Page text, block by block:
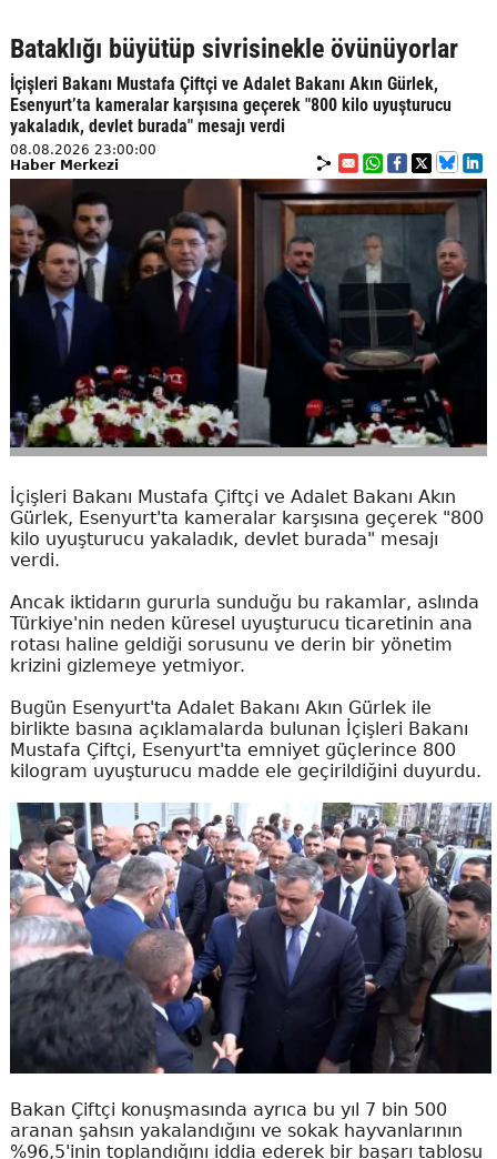
Bataklığı büyütüp sivrisinekle övünüyorlar
İçişleri Bakanı Mustafa Çiftçi ve Adalet Bakanı Akın Gürlek,
Esenyurt’ta kameralar karşısına geçerek "800 kilo uyuşturucu
yakaladık, devlet burada" mesajı verdi
08.08.2026 23:00:00
Haber Merkezi
İçişleri Bakanı Mustafa Çiftçi ve Adalet Bakanı Akın
Gürlek, Esenyurt'ta kameralar karşısına geçerek "800
kilo uyuşturucu yakaladık, devlet burada" mesajı
verdi.
Ancak iktidarın gururla sunduğu bu rakamlar, aslında
Türkiye'nin neden küresel uyuşturucu ticaretinin ana
rotası haline geldiği sorusunu ve derin bir yönetim
krizini gizlemeye yetmiyor.
Bugün Esenyurt'ta Adalet Bakanı Akın Gürlek ile
birlikte basına açıklamalarda bulunan İçişleri Bakanı
Mustafa Çiftçi, Esenyurt'ta emniyet güçlerince 800
kilogram uyuşturucu madde ele geçirildiğini duyurdu.
Bakan Çiftçi konuşmasında ayrıca bu yıl 7 bin 500
aranan şahsın yakalandığını ve sokak hayvanlarının
%96,5'inin toplandığını iddia ederek bir başarı tablosu